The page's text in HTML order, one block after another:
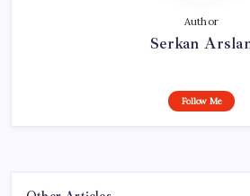
Author
Serkan
Follow Me